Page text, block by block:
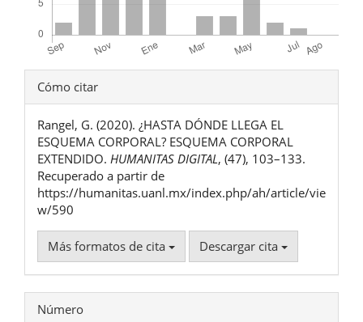
Detalles
del
artículo
Cómo citar
Rangel, G. (2020). ¿HASTA DÓNDE LLEGA EL
ESQUEMA CORPORAL? ESQUEMA CORPORAL
EXTENDIDO. HUMANITAS DIGITAL, (47), 103–133.
Recuperado a partir de
https://humanitas.uanl.mx/index.php/ah/article/vie
w/590
Más formatos de cita Descargar cita
Número